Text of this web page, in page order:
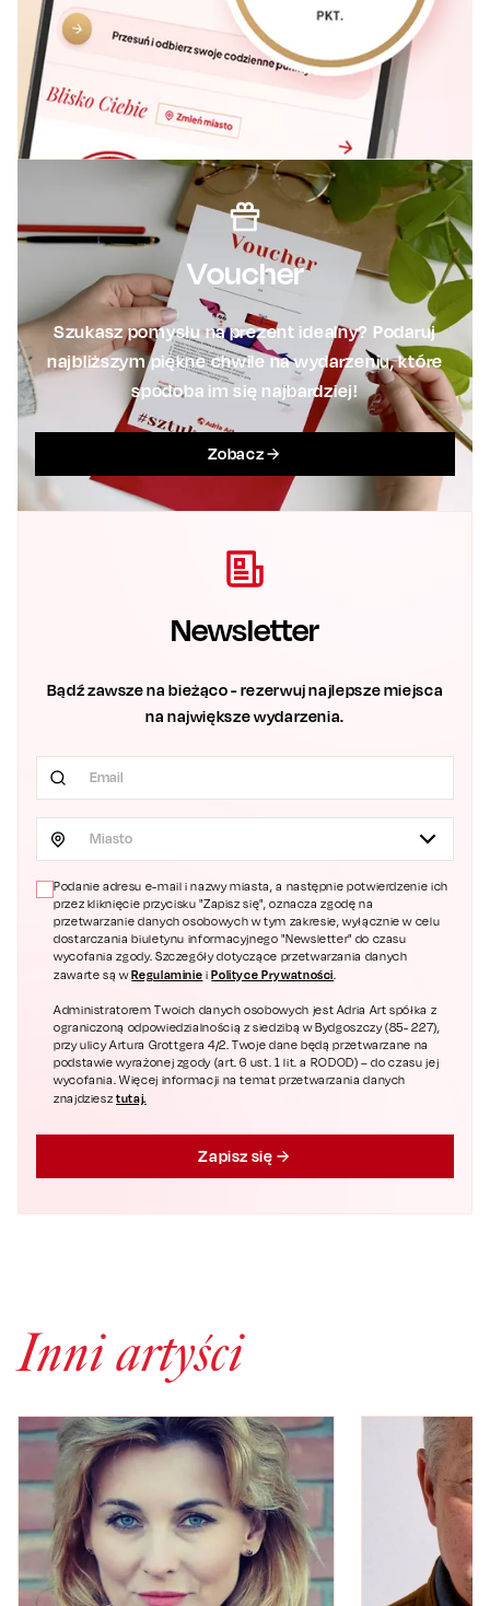
Voucher
Szukasz pomysłu na prezent idealny? Podaruj
najbliższym piękne chwile na wydarzeniu, które
spodoba im się najbardziej!
Zobacz
Newsletter
Bądź zawsze na bieżąco - rezerwuj najlepsze miejsca
na największe wydarzenia.
Miasto
Podanie adresu e-mail i nazwy miasta, a następnie potwierdzenie ich
przez kliknięcie przycisku "Zapisz się", oznacza zgodę na
przetwarzanie danych osobowych w tym zakresie, wyłącznie w celu
dostarczania biuletynu informacyjnego "Newsletter" do czasu
wycofania zgody. Szczegóły dotyczące przetwarzania danych
zawarte są wRegulaminie iPolityce Prywatności.
Administratorem Twoich danych osobowych jest Adria Art spółka z
ograniczoną odpowiedzialnością z siedzibą w Bydgoszczy (85- 227),
przy ulicy Artura Grottgera 4/2. Twoje dane będą przetwarzane na
podstawie wyrażonej zgody (art. 6 ust. 1 lit. a RODOD) – do czasu jej
wycofania. Więcej informacji na temat przetwarzania danych
znajdziesztutaj.
Zapisz się
Inni artyści